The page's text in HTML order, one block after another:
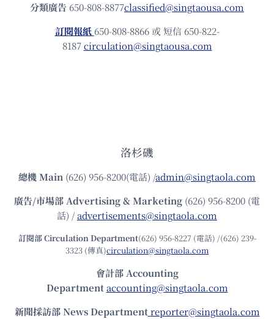
分類廣告 650-808-8877classified@singtaousa.com
訂閱報紙 650-808-8866 或 短信 650-822-
8187circulation@singtaousa.com
洛杉磯
總機Main (626) 956-8200(電話) /admin@singtaola.com
廣告/市場部Advertising & Marketing (626) 956-8200 (電
話) /advertisements@singtaola.com
訂閱部 Circulation Department(626) 956-8227 (電話) /(626) 239-
3323 (傳真)circulation@singtaola.com
會計部 Accounting
Department accounting@singtaola.com
新聞採訪部 News Department reporter@singtaola.com